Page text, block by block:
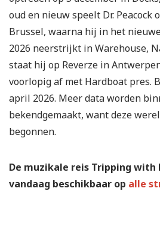
oud en nieuw speelt Dr. Peacock
Brussel, waarna hij in het
2026 neerstrijkt in Warehouse,
staat hij op Reverze in
voorlopig af met Hardboat pres.
april 2026. Meer data worden
bekendgemaakt, want deze
begonnen.
De muzikale reis Tripping with
vandaag beschikbaar op alle